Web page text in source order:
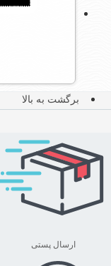
برگشت به بالا
ارسال پستی